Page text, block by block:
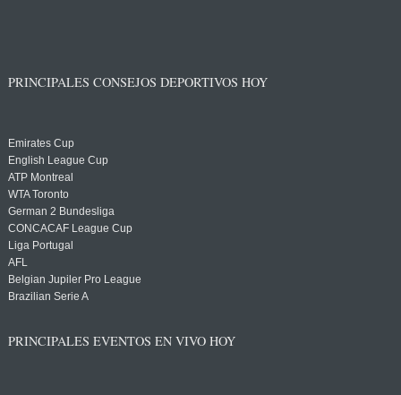
PRINCIPALES CONSEJOS DEPORTIVOS HOY
Emirates Cup
English League Cup
ATP Montreal
WTA Toronto
German 2 Bundesliga
CONCACAF League Cup
Liga Portugal
AFL
Belgian Jupiler Pro League
Brazilian Serie A
PRINCIPALES EVENTOS EN VIVO HOY